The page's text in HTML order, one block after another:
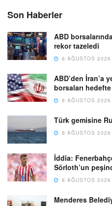
Son Haberler
ABD
rekor tazeledi
8 AĞUSTOS 2026
ABD’den İran’a
borsaları hedefte
8 AĞUSTOS 2026
Türk gemisine
8 AĞUSTOS 2026
İddia:
Sörloth’un
8 AĞUSTOS 2026
Menderes